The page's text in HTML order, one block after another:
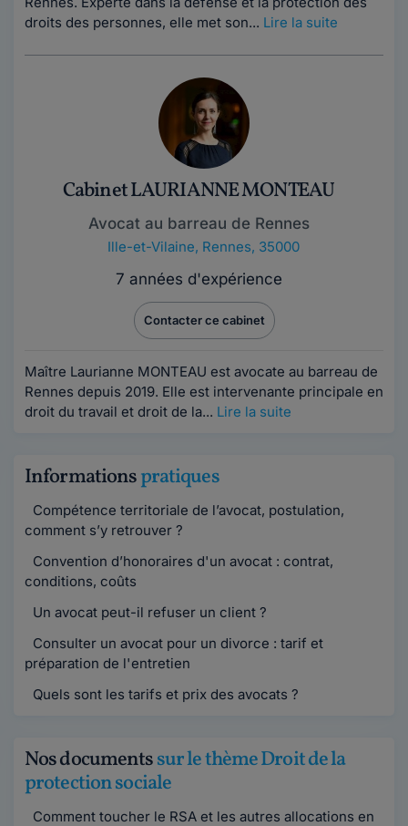
droits des personnes, elle met son... Lire la suite
Cabinet LAURIANNE MONTEAU
Avocat au barreau de Rennes
Ille-et-Vilaine, Rennes, 35000
7 années d'expérience
Contacter ce cabinet
Maître Laurianne MONTEAU est avocate au barreau de
Rennes depuis 2019. Elle est intervenante principale en
droit du travail et droit de la... Lire la suite
Informationspratiques
Compétence territoriale de l’avocat, postulation,
comment s’y retrouver ?
Convention d’honoraires d'un avocat : contrat,
conditions, coûts
Un avocat peut-il refuser un client ?
Consulter un avocat pour un divorce : tarif et
préparation de l'entretien
Quels sont les tarifs et prix des avocats ?
Nos documentssur le thème Droit de la
protection sociale
Comment toucher le RSA et les autres allocations en